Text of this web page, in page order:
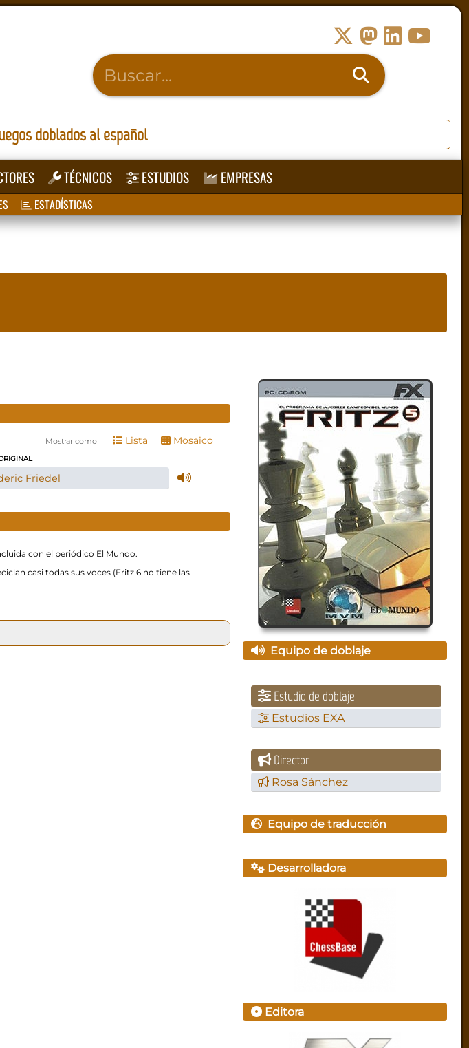
doblados al español
TÉCNICOS ESTUDIOS EMPRESAS
ESTADÍSTICAS
Mostrar como Lista Mosaico
Friedel
con el periódico El Mundo.
casi todas sus voces (Fritz 6 no tiene las
Equipo de doblaje
Estudio de doblaje
Estudios EXA
Director
Rosa Sánchez
Equipo de traducción
Desarrolladora
Editora